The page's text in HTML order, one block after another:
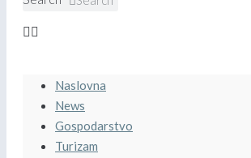
Naslovna
News
Gospodarstvo
Turizam